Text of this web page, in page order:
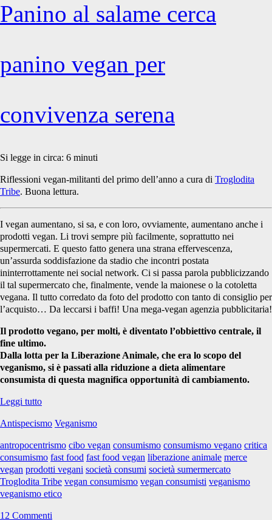
Panino al salame cerca
panino vegan per
convivenza serena
Si legge in circa: 6 minuti
Riflessioni vegan-militanti del primo dell’anno a cura di Troglodita
Tribe. Buona lettura.
I vegan aumentano, si sa, e con loro, ovviamente, aumentano anche i
prodotti vegan. Li trovi sempre più facilmente, soprattutto nei
supermercati. E questo fatto genera una strana effervescenza,
un’assurda soddisfazione da stadio che incontri postata
ininterrottamente nei social network. Ci si passa parola pubblicizzando
il tal supermercato che, finalmente, vende la maionese o la cotoletta
vegana. Il tutto corredato da foto del prodotto con tanto di consiglio per
l’acquisto… Da leccarsi i baffi! Una mega-vegan agenzia pubblicitaria!
Il prodotto vegano, per molti, è diventato l’obbiettivo centrale, il
fine ultimo.
Dalla lotta per la Liberazione Animale, che era lo scopo del
veganismo, si è passati alla riduzione a dieta alimentare
consumista di questa magnifica opportunità di cambiamento.
Leggi tuttoPanino
salame
panino
vegan
per
convivenza
serena
Antispecismo Veganismo
antropocentrismo cibo vegan consumismo consumismo vegano critica
consumismo fast food fast food vegan liberazione animale merce
vegan prodotti vegani società consumi società sumermercato
Troglodita Tribe vegan consumismo vegan consumisti veganismo
veganismo etico
12 Commenti